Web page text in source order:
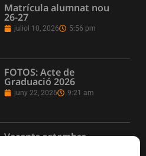
Matrícula alumnat nou
26-27
juliol 10, 2026 5:56 pm
FOTOS: Acte de
Graduació 2026
juny 22, 2026 9:21 am
Vacants setembre